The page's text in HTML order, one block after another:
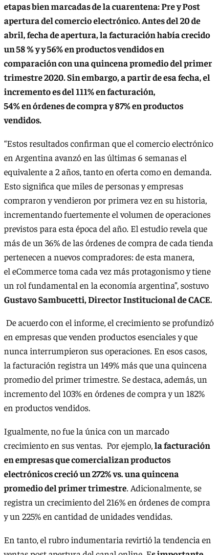
etapas bien marcadas de la cuarentena: Pre y Post
apertura del comercio electrónico. Antes del 20 de
abril, fecha de apertura, la facturación había crecido
un 58 % y y 56% en productos vendidos en
comparación con una quincena promedio del primer
trimestre 2020. Sin embargo, a partir de esa fecha, el
incremento es del 111% en facturación,
54% en órdenes de compra y 87% en productos
vendidos.
“Estos resultados confirman que el comercio electrónico
en Argentina avanzó en las últimas 6 semanas el
equivalente a 2 años, tanto en oferta como en demanda.
Esto significa que miles de personas y empresas
compraron y vendieron por primera vez en su historia,
incrementando fuertemente el volumen de operaciones
previstos para esta época del año. El estudio revela que
más de un 36% de las órdenes de compra de cada tienda
pertenecen a nuevos compradores: de esta manera,
el eCommerce toma cada vez más protagonismo y tiene
un rol fundamental en la economía argentina”, sostuvo
Gustavo Sambucetti, Director Institucional de CACE.
De acuerdo con el informe, el crecimiento se profundizó
en empresas que venden productos esenciales y que
nunca interrumpieron sus operaciones. En esos casos,
la facturación registra un 149% más que una quincena
promedio del primer trimestre. Se destaca, además, un
incremento del 103% en órdenes de compra y un 182%
en productos vendidos.
Igualmente, no fue la única con un marcado
crecimiento en sus ventas. Por ejemplo,la facturación
en empresas que comercializan productos
electrónicos creció un 272% vs. una quincena
promedio del primer trimestre. Adicionalmente, se
registra un crecimiento del 216% en órdenes de compra
y un 225% en cantidad de unidades vendidas.
En tanto, el rubro indumentaria revirtió la tendencia en